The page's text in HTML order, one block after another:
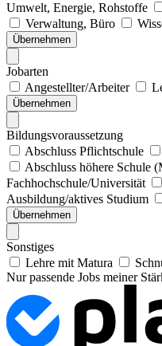
Umwelt, Energie, Rohstoffe
Verwaltung, Büro
Übernehmen
Jobarten
Angestellter/Arbeiter
Übernehmen
Bildungsvoraussetzung
Abschluss Pflichtschule
Abschluss höhere Schule
Fachhochschule/Universität
Ausbildung/aktives Studium
Übernehmen
Sonstiges
Lehre mit Matura
Nur passende Jobs meiner